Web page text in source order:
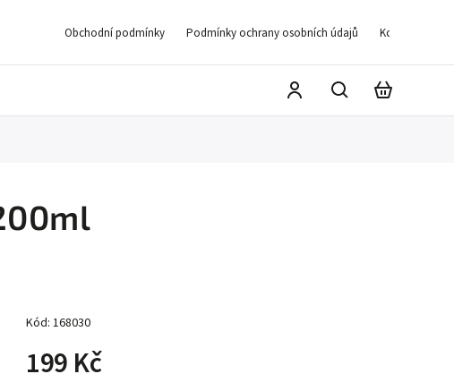
Obchodní podmínky Podmínky ochrany osobních údajů Kontakty
Kód: 168030
199 Kč